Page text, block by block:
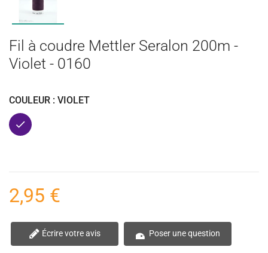
Fil à coudre Mettler Seralon 200m -
Violet - 0160
COULEUR : VIOLET
Violet
2,95 €
Écrire votre avis Poser une question